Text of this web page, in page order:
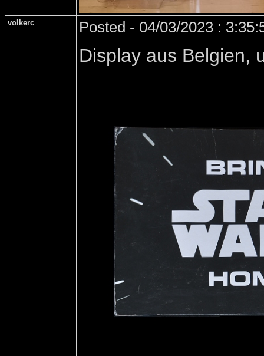
volkerc Posted - 04/03/2023 :
Display aus Belgien,